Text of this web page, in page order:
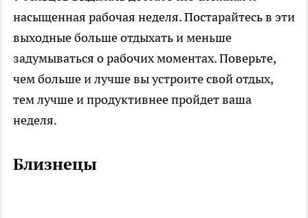
насыщенная рабочая неделя. Постарайтесь в эти
выходные больше отдыхать и меньше
задумываться о рабочих моментах. Поверьте,
чем больше и лучше вы устроите свой отдых,
тем лучше и продуктивнее пройдет ваша
неделя.
Близнецы